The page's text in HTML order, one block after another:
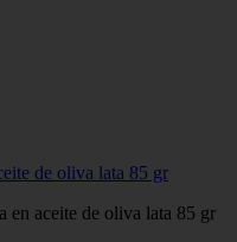
de oliva lata 85 gr
aceite de oliva lata 85 gr